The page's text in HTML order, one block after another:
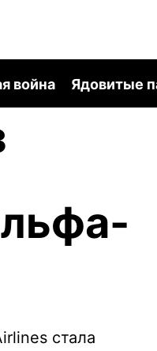
война Ядовитые
стала